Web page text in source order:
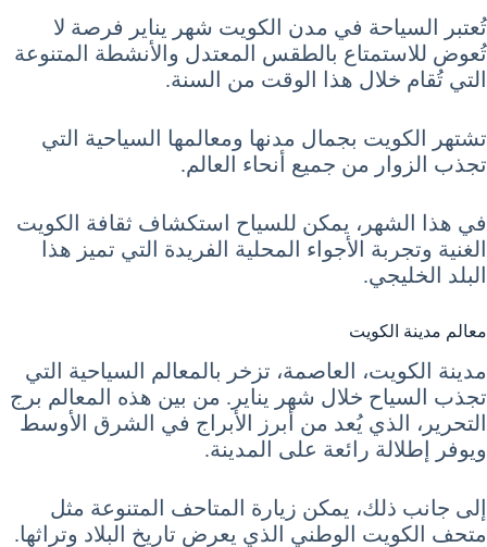
تُعتبر السياحة في مدن الكويت شهر يناير فرصة لا
تُعوض للاستمتاع بالطقس المعتدل والأنشطة المتنوعة
التي تُقام خلال هذا الوقت من السنة.
تشتهر الكويت بجمال مدنها ومعالمها السياحية التي
تجذب الزوار من جميع أنحاء العالم.
في هذا الشهر، يمكن للسياح استكشاف ثقافة الكويت
الغنية وتجربة الأجواء المحلية الفريدة التي تميز هذا
البلد الخليجي.
معالم مدينة الكويت
مدينة الكويت، العاصمة، تزخر بالمعالم السياحية التي
تجذب السياح خلال شهر يناير. من بين هذه المعالم برج
التحرير، الذي يُعد من أبرز الأبراج في الشرق الأوسط
ويوفر إطلالة رائعة على المدينة.
إلى جانب ذلك، يمكن زيارة المتاحف المتنوعة مثل
متحف الكويت الوطني الذي يعرض تاريخ البلاد وتراثها.